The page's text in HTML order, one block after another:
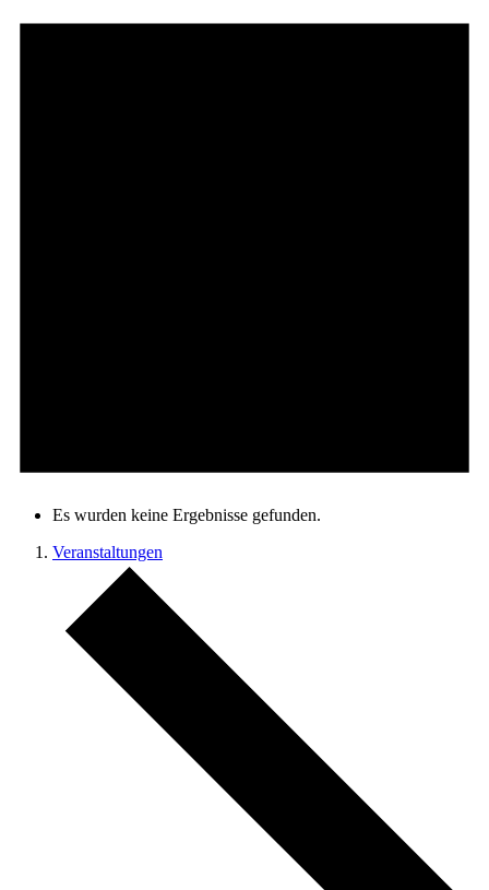
Es wurden keine Ergebnisse gefunden.
Veranstaltungen